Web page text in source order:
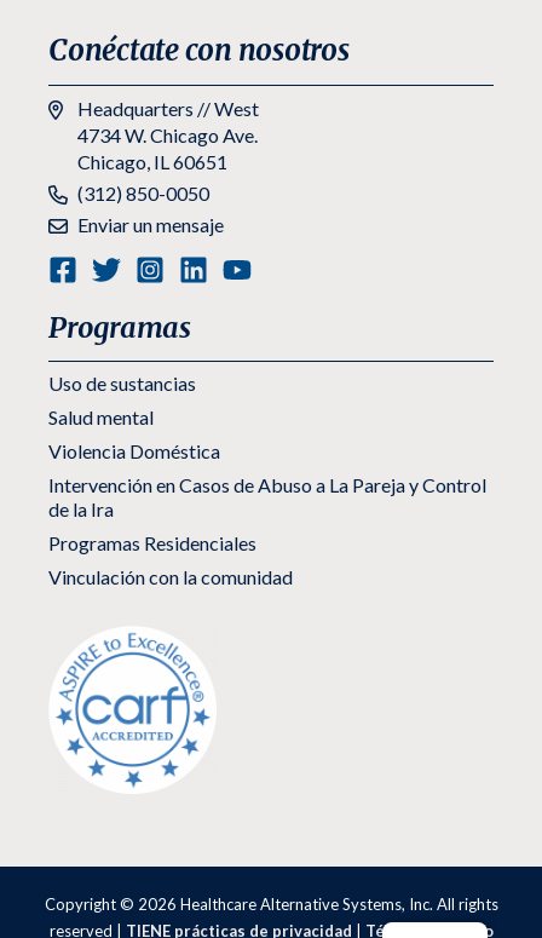
Conéctate con nosotros
Headquarters // West
4734 W. Chicago Ave.
Chicago, IL 60651
Teléfono:
(312) 850-0050
Enviar un mensaje
Programas
Uso de sustancias
Salud mental
Violencia Doméstica
Intervención en Casos de Abuso a La Pareja y Control
de la Ira
Programas Residenciales
Vinculación con la comunidad
Copyright © 2026 Healthcare Alternative Systems, Inc. All rights
reserved | TIENE prácticas de privacidad Términos de Uso